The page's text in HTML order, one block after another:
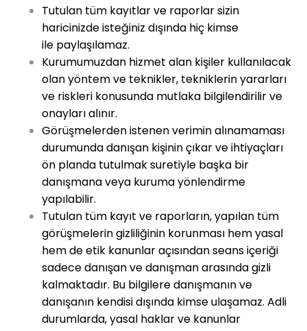
Tutulan tüm kayıtlar ve raporlar sizin
haricinizde isteğiniz dışında hiç kimse
ile paylaşılamaz.
Kurumumuzdan hizmet alan kişiler kullanılacak
olan yöntem ve teknikler, tekniklerin yararları
ve riskleri konusunda mutlaka bilgilendirilir ve
onayları alınır.
Görüşmelerden istenen verimin alınamaması
durumunda danışan kişinin çıkar ve ihtiyaçları
ön planda tutulmak suretiyle başka bir
danışmana veya kuruma yönlendirme
yapılabilir.
Tutulan tüm kayıt ve raporların, yapılan tüm
görüşmelerin gizliliğinin korunması hem yasal
hem de etik kanunlar açısından seans içeriği
sadece danışan ve danışman arasında gizli
kalmaktadır. Bu bilgilere danışmanın ve
danışanın kendisi dışında kimse ulaşamaz. Adli
durumlarda, yasal haklar ve kanunlar